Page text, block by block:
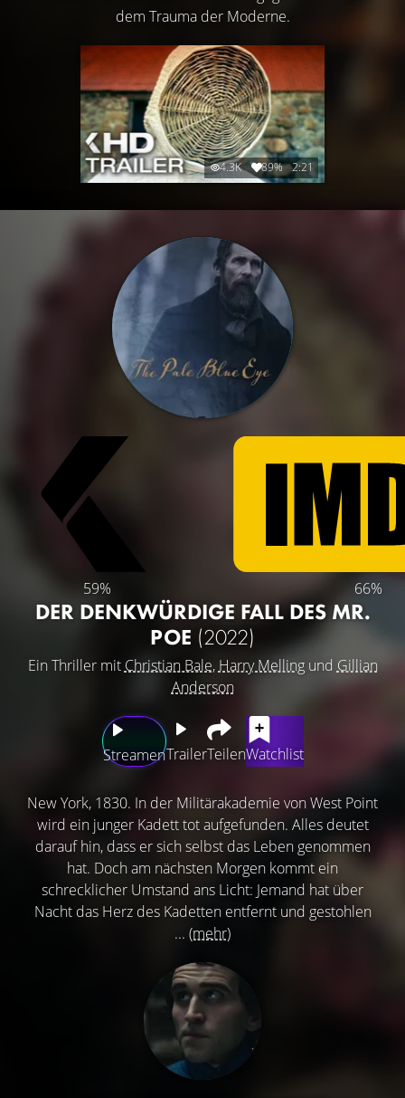
dem Trauma der Moderne.
4.3K 89% 2:21
59% 66%
DER DENKWÜRDIGE FALL DES MR.
POE (2022)
Ein Thriller mit Christian Bale, Harry Mellingund Gillian
Anderson
StreamenTrailerTeilenWatchlist
New York, 1830. In der Militärakademie von West Point
wird ein junger Kadett tot aufgefunden. Alles deutet
darauf hin, dass er sich selbst das Leben genommen
hat. Doch am nächsten Morgen kommt ein
schrecklicher Umstand ans Licht: Jemand hat über
Nacht das Herz des Kadetten entfernt und gestohlen
... (mehr)